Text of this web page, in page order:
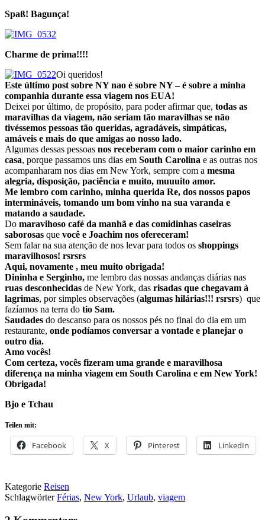
Spaß! Bagunça!
Charme de prima!!!!
Oi queridos!
Este último post sobre NY nao é sobre NY – é sobre a minha
companhia durante essa viagem nos EUA!
Deixei por último, de propósito, para poder afirmar que, todas as
maravilhas da viagem, não seriam tão maravilhas se não
tivéssemos pessoas tão queridas, agradáveis, simpáticas,
amáveis e mais do que amigas ao nosso lado.
Algumas dessas pessoas nos receberam com o maior carinho em
casa, porque passamos uns dias em South Carolina e as outras nos
acompanharam nos dias em New York, sempre com a mesma
alegria, disposição, paciência e muito, muuuito amor.
Me lembro com carinho, minha querida Re, dos nossos papos
intermináveis, tomando um bom vinho na sua varanda e
matando a saudade.
Do maravihoso café da manhã e das comidinhas caseiras
saborosas que você e Joachim nos ofereceram!
Sem falar na sua atenção de nos levar para todos os shoppings
maravilhosos! rsrsrs
Aqui, novamente , meu muito obrigada!
Dininha e Serginho, me lembro das nossas andanças diárias nas
ruas desconhecidas de New York, das risadas que chegavam à
lagrimas, por simples observações (algumas hilárias!!! rsrsrs) que
fazíamos na terra do tio Sam.
Saudades do descanso para os nossos pés no final do dia em um
restaurante, onde podíamos conversar a vontade e planejar o
outro dia.
Amo vocês!
Com certeza, vocês fizeram uma grande e maravilhosa
diferença na minha viagem em South Carolina e em New York!
Obrigada!
Bjo e Tchau
Teilen mit:
Facebook X Pinterest LinkedIn
Kategorie Reisen
SchlagwörterFérias, New York, Urlaub, viagem